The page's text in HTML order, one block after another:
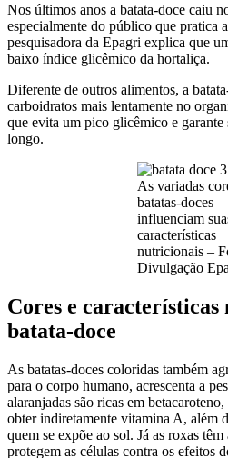
Nos últimos anos a batata-doce caiu
especialmente do público que pratica
pesquisadora da Epagri explica que
baixo índice glicêmico da hortaliça.
Diferente de outros alimentos, a
carboidratos mais lentamente no
que evita um pico glicêmico e garante
longo.
As variadas
batatas-doces
influenciam
características
nutricionais –
Divulgação
Cores e
batata-doce
As batatas-doces coloridas também
para o corpo humano, acrescenta a
alaranjadas são ricas em
obter indiretamente vitamina A, além
quem se expõe ao sol. Já as roxas
protegem as células contra os efeitos